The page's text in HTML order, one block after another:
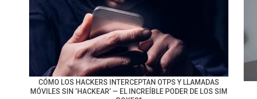
CÓMO LOS HACKERS INTERCEPTAN OTPS Y LLAMADAS
MÓVILES SIN ‘HACKEAR’ — EL INCREÍBLE PODER DE LOS SIM